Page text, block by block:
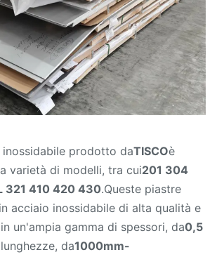
prodotto daTISCOè
varietà di modelli, tra cui201 304
321 410 420 430.Queste piastre
acciaio inossidabile di alta qualità e
un'ampia gamma di spessori, da0,5
da1000mm-